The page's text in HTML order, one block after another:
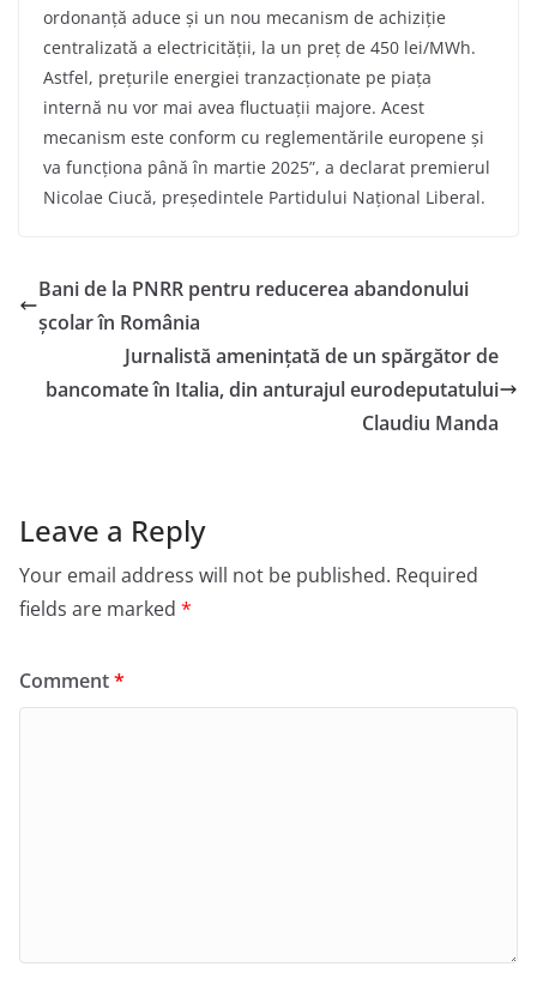
ordonanță aduce și un nou mecanism de achiziție
centralizată a electricității, la un preț de 450 lei/MWh.
Astfel, prețurile energiei tranzacționate pe piața
internă nu vor mai avea fluctuații majore. Acest
mecanism este conform cu reglementările europene și
va funcționa până în martie 2025”, a declarat premierul
Nicolae Ciucă, președintele Partidului Național Liberal.
Bani de la PNRR pentru reducerea abandonului
școlar în România
Jurnalistă amenințată de un spărgător de
bancomate în Italia, din anturajul eurodeputatului
Claudiu Manda
Leave a Reply
Your email address will not be published. Required
fields are marked *
Comment*